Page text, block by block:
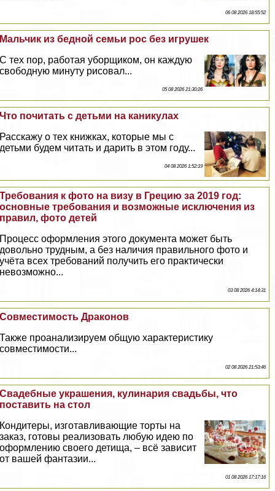
06 08 2026 18:55:52
Мальчик из бедной семьи рос без игрушек
С тех пор, работая уборщиком, он каждую
свободную минуту рисовал...
05 08 2026 21:30:26
Что почитать с детьми на каникулах
Расскажу о тех книжках, которые мы с
детьми будем читать и дарить в этом году...
04 08 2026 1:52:19
Требования к фото на визу в Грецию за 2019 год:
основные требования и возможные исключения из
правил, фото детей
Процесс оформления этого документа может быть
довольно трудным, а без наличия правильного фото и
учёта всех требований получить его пpaктически
невозможно...
03 08 2026 4:14:31
Совместимость Дpaконов
Также проанализируем общую хаpaктеристику
совместимости...
02 08 2026 21:53:46
Свадебные украшения, кулинария свадьбы, что
поставить на стол
Кондитеры, изготавливающие торты на
заказ, готовы реализовать любую идею по
оформлению своего детища, – всё зависит
от вашей фантазии...
01 08 2026 17:17:16